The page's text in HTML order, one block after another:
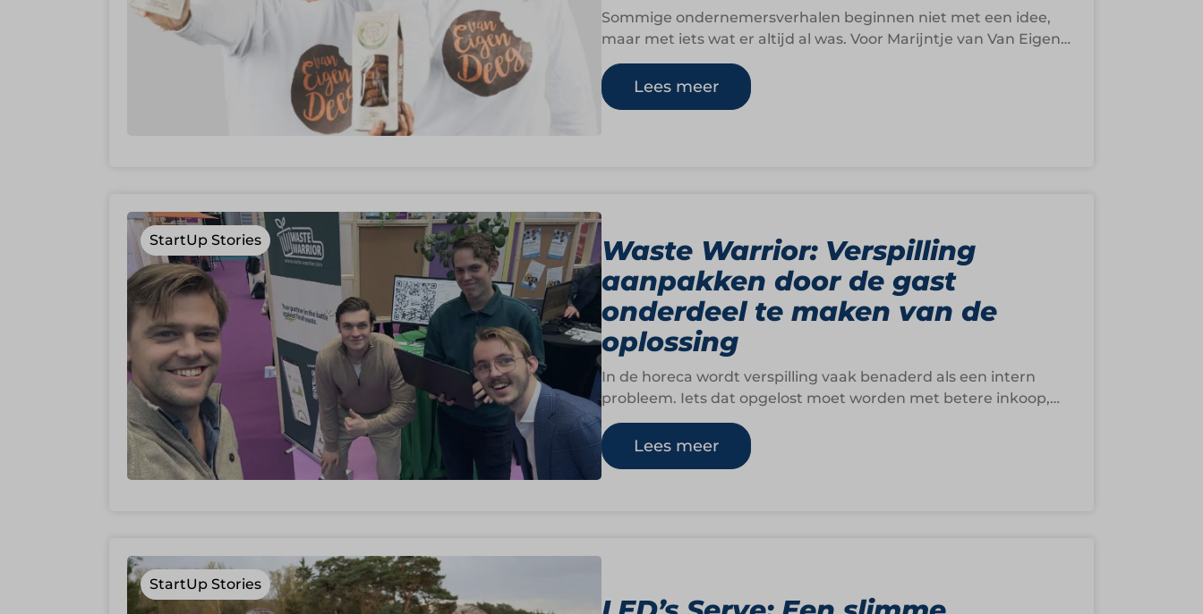
Sommige ondernemersverhalen beginnen niet met een idee,
maar met iets wat er altijd al was. Voor Marijntje van Van Eigen…
Lees meer
StartUp Stories
Waste Warrior: Verspilling
aanpakken door de gast
onderdeel te maken van de
oplossing
In de horeca wordt verspilling vaak benaderd als een intern
probleem. Iets dat opgelost moet worden met betere inkoop,
slimmere…
Lees meer
StartUp Stories